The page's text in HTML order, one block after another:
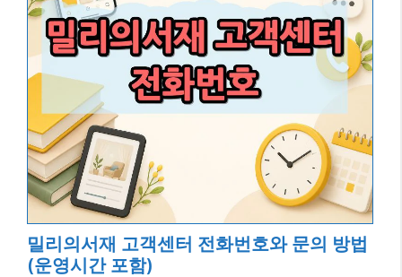
밀리의서재 고객센터 전화번호와 문의 방법
(운영시간 포함)